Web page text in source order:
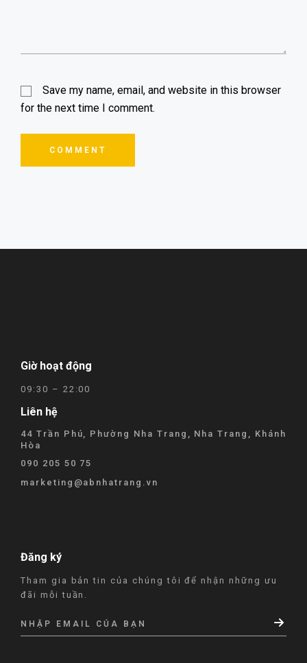
Save my name, email, and website in this browser
for the next time I comment.
COMMENT
Giờ hoạt động
09:30 – 22:00
Liên hệ
44 Trần Phú, Phường Nha Trang, Nha Trang, Khánh
Hòa
090 205 50 75
marketing@abnhatrang.vn
Đăng ký
Tham gia bản tin của chúng tôi để nhận những ưu
đãi mỗi tuần.